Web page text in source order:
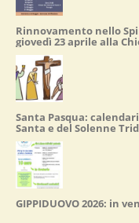
Rinnovamento nello
giovedì 23 aprile alla
Santa Pasqua:
Santa e del Solenne
GIPPIDUOVO 2026: in